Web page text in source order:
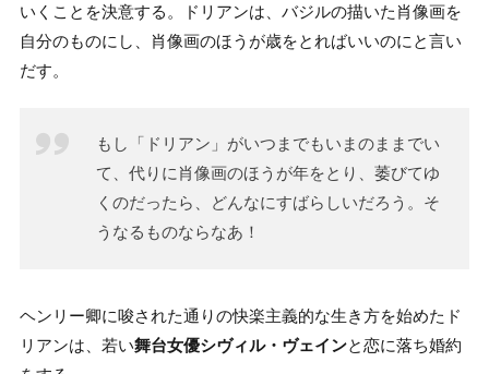
いくことを決意する。ドリアンは、バジルの描いた肖像画を
自分のものにし、肖像画のほうが歳をとればいいのにと言い
だす。
もし「ドリアン」がいつまでもいまのままでい
て、代りに肖像画のほうが年をとり、萎びてゆ
くのだったら、どんなにすばらしいだろう。そ
うなるものならなあ！
ヘンリー卿に唆された通りの快楽主義的な生き方を始めたド
リアンは、若い舞台女優シヴィル・ヴェインと恋に落ち婚約